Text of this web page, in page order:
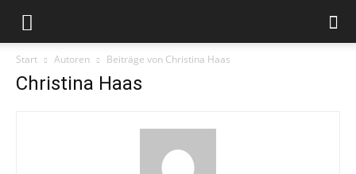
Start Autoren Beiträge von Christina Haas
Christina Haas